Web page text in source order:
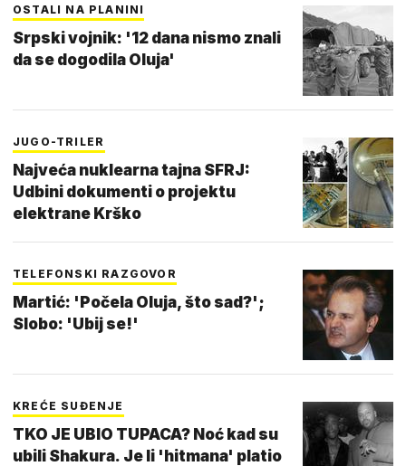
OSTALI NA PLANINI
Srpski vojnik: '12 dana nismo znali
da se dogodila Oluja'
JUGO-TRILER
Najveća nuklearna tajna SFRJ:
Udbini dokumenti o projektu
elektrane Krško
TELEFONSKI RAZGOVOR
Martić: 'Počela Oluja, što sad?';
Slobo: 'Ubij se!'
KREĆE SUĐENJE
TKO JE UBIO TUPACA? Noć kad su
ubili Shakura. Je li 'hitmana' platio